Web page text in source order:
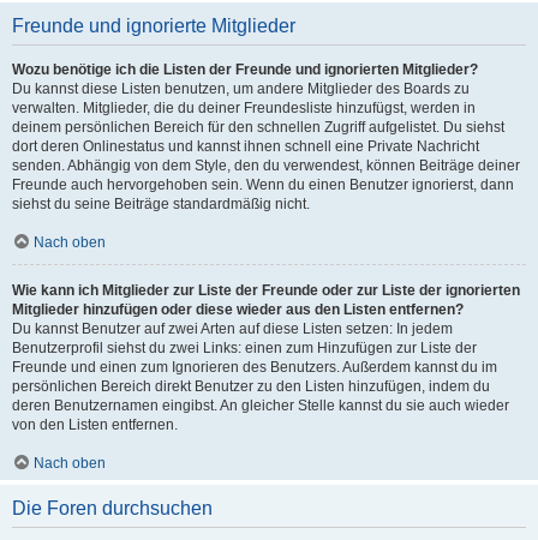
Freunde und ignorierte Mitglieder
Wozu benötige ich die Listen der Freunde und ignorierten Mitglieder?
Du kannst diese Listen benutzen, um andere Mitglieder des Boards zu
verwalten. Mitglieder, die du deiner Freundesliste hinzufügst, werden in
deinem persönlichen Bereich für den schnellen Zugriff aufgelistet. Du siehst
dort deren Onlinestatus und kannst ihnen schnell eine Private Nachricht
senden. Abhängig von dem Style, den du verwendest, können Beiträge deiner
Freunde auch hervorgehoben sein. Wenn du einen Benutzer ignorierst, dann
siehst du seine Beiträge standardmäßig nicht.
Nach oben
Wie kann ich Mitglieder zur Liste der Freunde oder zur Liste der ignorierten
Mitglieder hinzufügen oder diese wieder aus den Listen entfernen?
Du kannst Benutzer auf zwei Arten auf diese Listen setzen: In jedem
Benutzerprofil siehst du zwei Links: einen zum Hinzufügen zur Liste der
Freunde und einen zum Ignorieren des Benutzers. Außerdem kannst du im
persönlichen Bereich direkt Benutzer zu den Listen hinzufügen, indem du
deren Benutzernamen eingibst. An gleicher Stelle kannst du sie auch wieder
von den Listen entfernen.
Nach oben
Die Foren durchsuchen